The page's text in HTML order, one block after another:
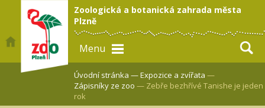
Zoologická a botanická zahrada města
Plzně
Menu
Úvodní stránka —Expozice a zvířata —
Zápisníky ze zoo — Zebře bezhřívé Tanishe je jeden
rok